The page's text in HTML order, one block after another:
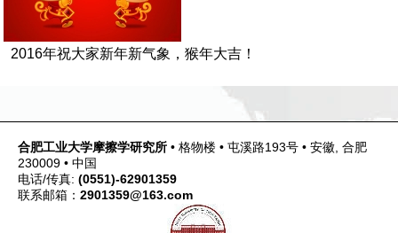
2016年祝大家新年新气象，猴年大吉！
合肥工业大学摩擦学研究所 • 格物楼 • 屯溪路193号 • 安徽, 合肥
230009 • 中国
电话/传真: (0551)-62901359
联系邮箱： 2901359@163.com